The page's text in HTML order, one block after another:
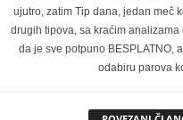
ujutro, zatim Tip dana, jedan meč
drugih tipova, sa kraćim
da je sve potpuno BESPLATNO,
odabiru parova